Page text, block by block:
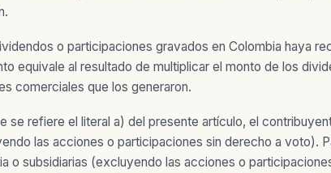
o participaciones gravados en Colombia haya
equivale al resultado de multiplicar el monto de los
comerciales que los generaron.
se refiere el literal a) del presente artículo, el
las acciones o participaciones sin derecho a voto).
o subsidiarias (excluyendo las acciones o